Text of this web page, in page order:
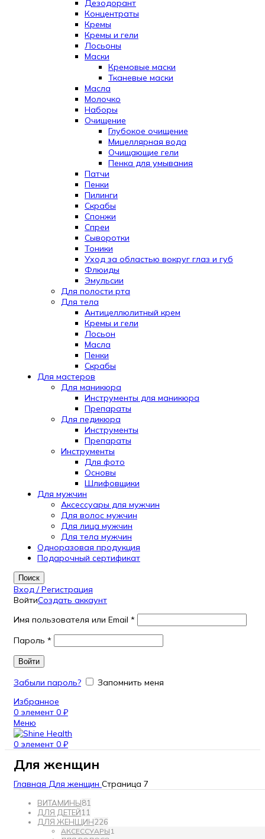
Дезодорант
Концентраты
Кремы
Кремы и гели
Лосьоны
Маски
Кремовые маски
Тканевые маски
Масла
Молочко
Наборы
Очищение
Глубокое очищение
Мицеллярная вода
Очищающие гели
Пенка для умывания
Патчи
Пенки
Пилинги
Скрабы
Спонжи
Спреи
Сыворотки
Тоники
Уход за областью вокруг глаз и губ
Флюиды
Эмульсии
Для полости рта
Для тела
Антицеллюлитный крем
Кремы и гели
Лосьон
Масла
Пенки
Скрабы
Для мастеров
Для маникюра
Инструменты для маникюра
Препараты
Для педикюра
Инструменты
Препараты
Инструменты
Для фото
Основы
Шлифовщики
Для мужчин
Аксессуары для мужчин
Для волос мужчин
Для лица мужчин
Для тела мужчин
Одноразовая продукция
Подарочный сертификат
Поиск
Вход / Регистрация
ВойтиСоздать аккаунт
Имя пользователя или Email *
Пароль *
Войти
Забыли пароль?
Запомнить меня
Избранное
0 элемент 0 ₽
Меню
0 элемент 0 ₽
Для женщин
Главная Для женщин Страница 7
ВИТАМИНЫ81
ДЛЯ ДЕТЕЙ11
ДЛЯ ЖЕНЩИН226
АКСЕССУАРЫ 1